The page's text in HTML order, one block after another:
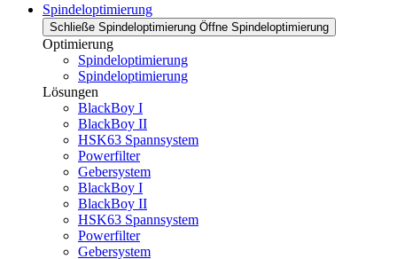
Spindeloptimierung
Schließe Spindeloptimierung Öffne Spindeloptimierung
Optimierung
Spindeloptimierung
Spindeloptimierung
Lösungen
BlackBoy I
BlackBoy II
HSK63 Spannsystem
Powerfilter
Gebersystem
BlackBoy I
BlackBoy II
HSK63 Spannsystem
Powerfilter
Gebersystem